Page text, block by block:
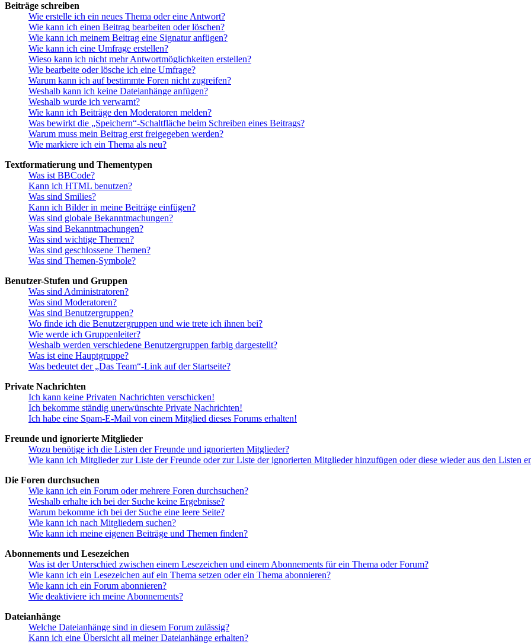
Beiträge schreiben
Wie erstelle ich ein neues Thema oder eine Antwort?
Wie kann ich einen Beitrag bearbeiten oder löschen?
Wie kann ich meinem Beitrag eine Signatur anfügen?
Wie kann ich eine Umfrage erstellen?
Wieso kann ich nicht mehr Antwortmöglichkeiten erstellen?
Wie bearbeite oder lösche ich eine Umfrage?
Warum kann ich auf bestimmte Foren nicht zugreifen?
Weshalb kann ich keine Dateianhänge anfügen?
Weshalb wurde ich verwarnt?
Wie kann ich Beiträge den Moderatoren melden?
Was bewirkt die „Speichern“-Schaltfläche beim Schreiben eines Beitrags?
Warum muss mein Beitrag erst freigegeben werden?
Wie markiere ich ein Thema als neu?
Textformatierung und Thementypen
Was ist BBCode?
Kann ich HTML benutzen?
Was sind Smilies?
Kann ich Bilder in meine Beiträge einfügen?
Was sind globale Bekanntmachungen?
Was sind Bekanntmachungen?
Was sind wichtige Themen?
Was sind geschlossene Themen?
Was sind Themen-Symbole?
Benutzer-Stufen und Gruppen
Was sind Administratoren?
Was sind Moderatoren?
Was sind Benutzergruppen?
Wo finde ich die Benutzergruppen und wie trete ich ihnen bei?
Wie werde ich Gruppenleiter?
Weshalb werden verschiedene Benutzergruppen farbig dargestellt?
Was ist eine Hauptgruppe?
Was bedeutet der „Das Team“-Link auf der Startseite?
Private Nachrichten
Ich kann keine Privaten Nachrichten verschicken!
Ich bekomme ständig unerwünschte Private Nachrichten!
Ich habe eine Spam-E-Mail von einem Mitglied dieses Forums erhalten!
Freunde und ignorierte Mitglieder
Wozu benötige ich die Listen der Freunde und ignorierten Mitglieder?
Wie kann ich Mitglieder zur Liste der Freunde oder zur Liste der ignorierten Mitglieder hinzufügen oder diese wieder aus den Listen
Die Foren durchsuchen
Wie kann ich ein Forum oder mehrere Foren durchsuchen?
Weshalb erhalte ich bei der Suche keine Ergebnisse?
Warum bekomme ich bei der Suche eine leere Seite?
Wie kann ich nach Mitgliedern suchen?
Wie kann ich meine eigenen Beiträge und Themen finden?
Abonnements und Lesezeichen
Was ist der Unterschied zwischen einem Lesezeichen und einem Abonnements für ein Thema oder Forum?
Wie kann ich ein Lesezeichen auf ein Thema setzen oder ein Thema abonnieren?
Wie kann ich ein Forum abonnieren?
Wie deaktiviere ich meine Abonnements?
Dateianhänge
Welche Dateianhänge sind in diesem Forum zulässig?
Kann ich eine Übersicht all meiner Dateianhänge erhalten?